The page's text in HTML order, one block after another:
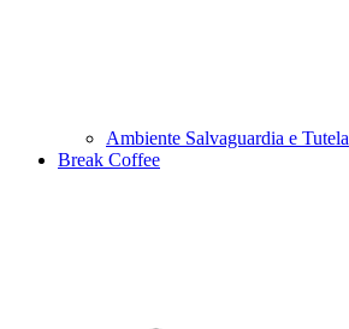
Ambiente Salvaguardia e Tutela
Break Coffee